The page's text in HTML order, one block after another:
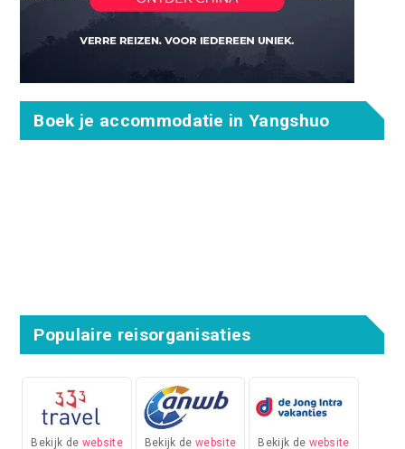
Boek je accommodatie in Yangshuo
Populaire reisorganisaties
Bekijk de website Bekijk dewebsite Bekijk de website